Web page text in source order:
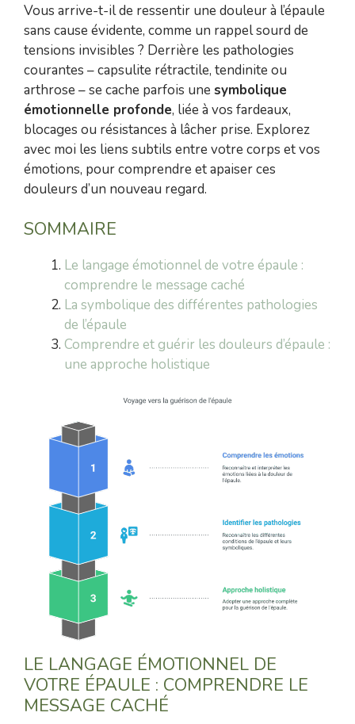
Vous arrive-t-il de ressentir une douleur à l’épaule
sans cause évidente, comme un rappel sourd de
tensions invisibles ? Derrière les pathologies
courantes – capsulite rétractile, tendinite ou
arthrose – se cache parfois une symbolique
émotionnelle profonde, liée à vos fardeaux,
blocages ou résistances à lâcher prise. Explorez
avec moi les liens subtils entre votre corps et vos
émotions, pour comprendre et apaiser ces
douleurs d’un nouveau regard.
SOMMAIRE
Le langage émotionnel de votre épaule :
comprendre le message caché
La symbolique des différentes pathologies
de l’épaule
Comprendre et guérir les douleurs d’épaule :
une approche holistique
LE LANGAGE ÉMOTIONNEL DE
VOTRE ÉPAULE : COMPRENDRE LE
MESSAGE CACHÉ